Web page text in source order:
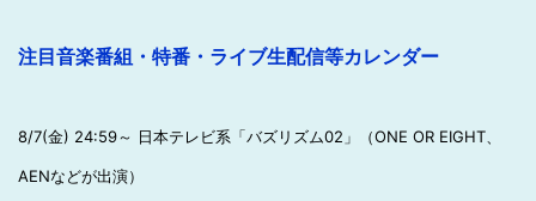
注目音楽番組・特番・ライブ生配信等カレンダー
8/7(金) 24:59～ 日本テレビ系「バズリズム02」（ONE OR EIGHT、
AENなどが出演）